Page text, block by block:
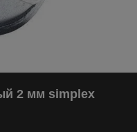
2 мм simplex